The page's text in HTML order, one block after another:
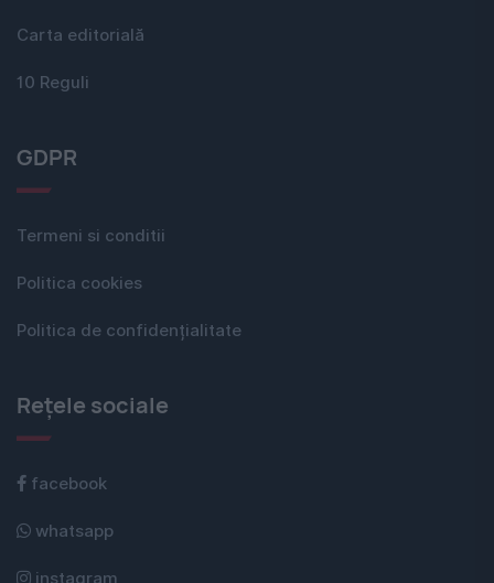
Carta editorială
10 Reguli
GDPR
Termeni si conditii
Politica cookies
Politica de confidențialitate
Rețele sociale
facebook
whatsapp
instagram